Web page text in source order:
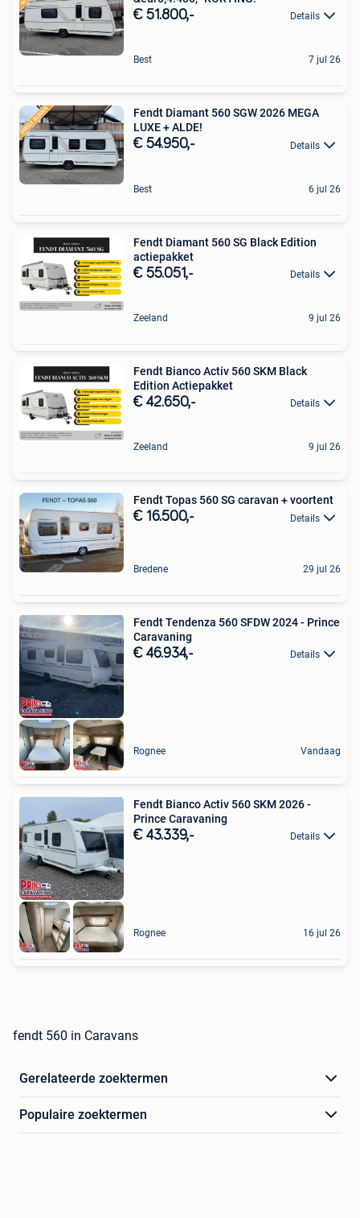
€ 51.800,- Details
Best 7 jul 26
Fendt Diamant 560 SGW 2026 MEGA
LUXE + ALDE!
€ 54.950,- Details
Best 6 jul 26
Fendt Diamant 560 SG Black Edition
actiepakket
€ 55.051,- Details
Zeeland 9 jul 26
Fendt Bianco Activ 560 SKM Black
Edition Actiepakket
€ 42.650,- Details
Zeeland 9 jul 26
Fendt Topas 560 SG caravan + voortent
€ 16.500,- Details
Bredene 29 jul 26
Fendt Tendenza 560 SFDW 2024 - Prince
Caravaning
€ 46.934,- Details
Rognee Vandaag
Fendt Bianco Activ 560 SKM 2026 -
Prince Caravaning
€ 43.339,- Details
Rognee 16 jul 26
fendt 560 in Caravans
Gerelateerde zoektermen
Populaire zoektermen